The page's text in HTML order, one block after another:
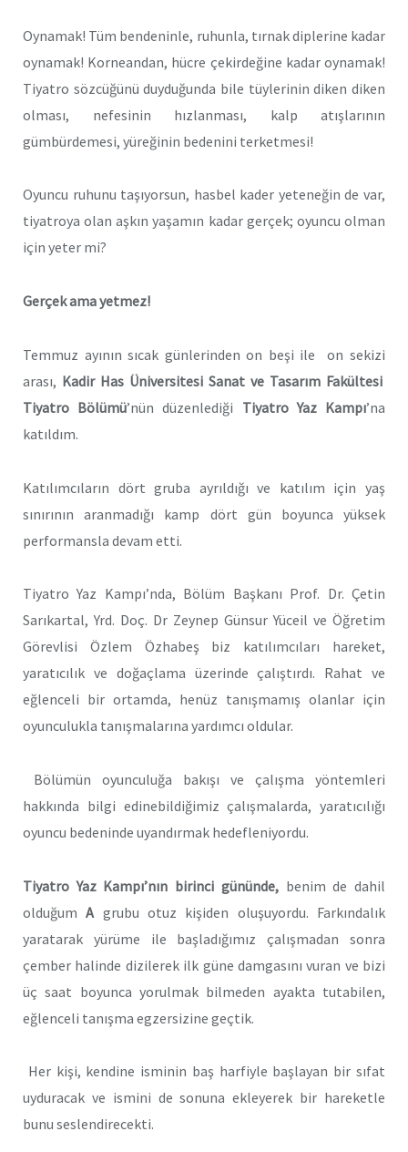
Oynamak! Tüm bendeninle, ruhunla, tırnak diplerine kadar
oynamak! Korneandan, hücre çekirdeğine kadar oynamak!
Tiyatro sözcüğünü duyduğunda bile tüylerinin diken diken
olması, nefesinin hızlanması, kalp atışlarının
gümbürdemesi, yüreğinin bedenini terketmesi!
Oyuncu ruhunu taşıyorsun, hasbel kader yeteneğin de var,
tiyatroya olan aşkın yaşamın kadar gerçek; oyuncu olman
için yeter mi?
Gerçek ama yetmez!
Temmuz ayının sıcak günlerinden on beşi ile on sekizi
arası, Kadir Has Üniversitesi Sanat ve Tasarım Fakültesi
Tiyatro Bölümü’nün düzenlediği Tiyatro Yaz Kampı’na
katıldım.
Katılımcıların dört gruba ayrıldığı ve katılım için yaş
sınırının aranmadığı kamp dört gün boyunca yüksek
performansla devam etti.
Tiyatro Yaz Kampı’nda, Bölüm Başkanı Prof. Dr. Çetin
Sarıkartal, Yrd. Doç. Dr Zeynep Günsur Yüceil ve Öğretim
Görevlisi Özlem Özhabeş biz katılımcıları hareket,
yaratıcılık ve doğaçlama üzerinde çalıştırdı. Rahat ve
eğlenceli bir ortamda, henüz tanışmamış olanlar için
oyunculukla tanışmalarına yardımcı oldular.
Bölümün oyunculuğa bakışı ve çalışma yöntemleri
hakkında bilgi edinebildiğimiz çalışmalarda, yaratıcılığı
oyuncu bedeninde uyandırmak hedefleniyordu.
Tiyatro Yaz Kampı’nın birinci gününde,benim de dahil
olduğumA grubu otuz kişiden oluşuyordu. Farkındalık
yaratarak yürüme ile başladığımız çalışmadan sonra
çember halinde dizilerek ilk güne damgasını vuran ve bizi
üç saat boyunca yorulmak bilmeden ayakta tutabilen,
eğlenceli tanışma egzersizine geçtik.
Her kişi, kendine isminin baş harfiyle başlayan bir sıfat
uyduracak ve ismini de sonuna ekleyerek bir hareketle
bunu seslendirecekti.